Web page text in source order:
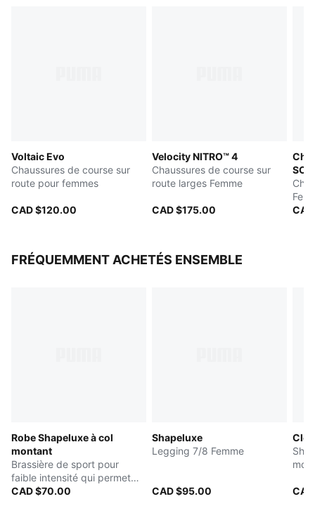
Voltaic Evo
Chaussures de course sur
route pour femmes
CAD $120.00
Velocity NITRO™ 4
Chaussures de course sur
route larges Femme
CAD $175.00
FRÉQUEMMENT ACHETÉS ENSEMBLE
Robe Shapeluxe à col
montant
Brassière de sport pour
faible intensité qui permet
d'évacuer l'humidité
CAD $70.00
Shapeluxe
Legging 7/8 Femme
CAD $95.00